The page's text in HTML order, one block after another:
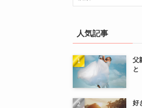
人気記事
父
と
好